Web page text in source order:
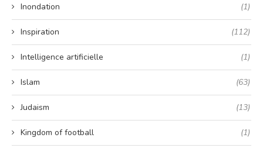
Inondation (1)
Inspiration (112)
Intelligence artificielle (1)
Islam (63)
Judaism (13)
Kingdom of football (1)